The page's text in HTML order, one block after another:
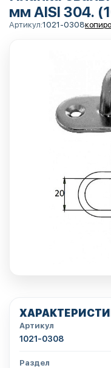
мм AISI 304.
Артикул:1021-0308
Артикул
1021-0308
Раздел